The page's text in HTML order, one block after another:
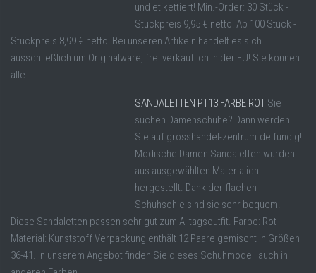
und etikettiert! Min.-Order: 30 Stück -
Stückpreis 9,95 € netto! Ab 100 Stück -
Stückpreis 8,99 € netto! Bei unseren Artikeln handelt es sich
ausschließlich um Originalware, frei verkäuflich in der EU! Sie können
alle ...
SANDALETTEN PT13 FARBE ROT Sie
suchen Damenschuhe? Dann werden
Sie auf grosshandel-zentrum.de fündig!
Modische Damen Sandaletten wurden
aus ausgewählten Materialien
hergestellt. Dank der flachen
Schuhsohle sind sie sehr bequem.
Diese Sandaletten passen sehr gut zum Alltagsoutfit. Farbe: Rot
Material: Kunststoff Verpackung enthält 12 Paare gemischt in Größen
36-41. In unserem Angebot finden Sie dieses Schuhmodell auch in